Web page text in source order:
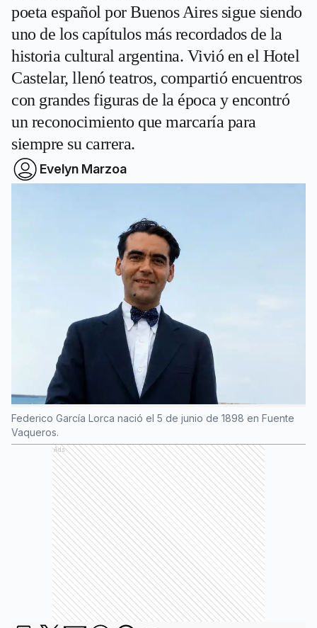
poeta español por Buenos Aires sigue siendo
uno de los capítulos más recordados de la
historia cultural argentina. Vivió en el Hotel
Castelar, llenó teatros, compartió encuentros
con grandes figuras de la época y encontró
un reconocimiento que marcaría para
siempre su carrera.
Evelyn Marzoa
Federico García Lorca nació el 5 de junio de 1898 en Fuente
Vaqueros.
Ads